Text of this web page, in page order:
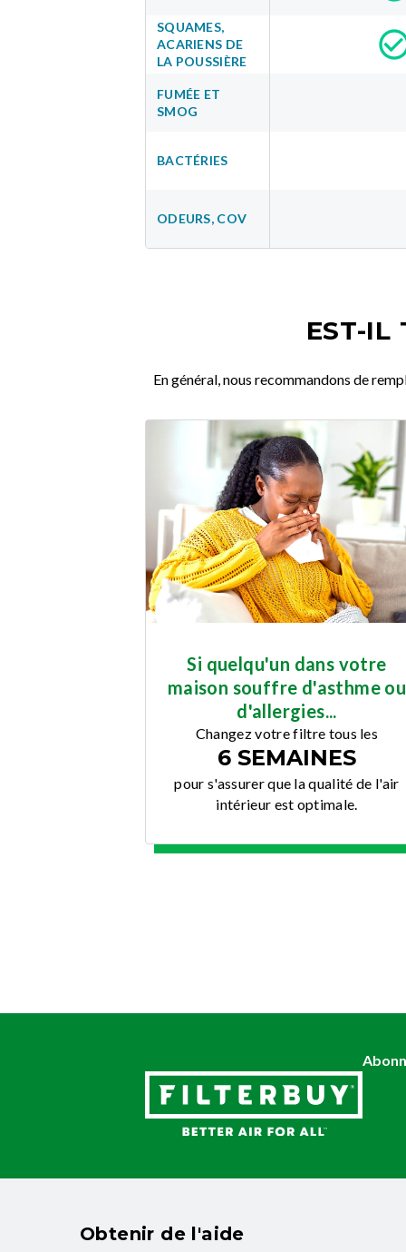
SQUAMES,
ACARIENS DE
LA POUSSIÈRE
FUMÉE ET
SMOG
BACTÉRIES
ODEURS, COV
EST-IL
En général, nous recommandons de
Si quelqu'un dans votre
maison souffre d'asthme ou
d'allergies...
Changez votre filtre tous les
6 SEMAINES
pour s'assurer que la qualité de l'air
intérieur est optimale.
Obtenir de l'aide